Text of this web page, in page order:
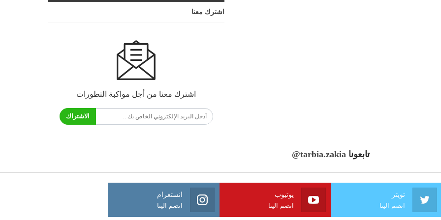
اشترك معنا
اشترك معنا من أجل مواكبة التطورات
الاشتراك
تابعونا @tarbia.zakia
تويتر
انضم الينا
يوتيوب
انضم الينا
انستغرام
انضم الينا